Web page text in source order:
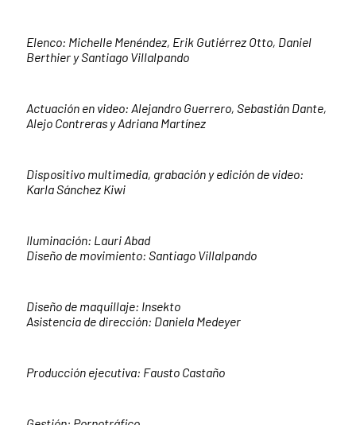
Elenco: Michelle Menéndez, Erik Gutiérrez Otto, Daniel
Berthier y Santiago Villalpando
Actuación en video: Alejandro Guerrero, Sebastián Dante,
Alejo Contreras y Adriana Martínez
Dispositivo multimedia, grabación y edición de video:
Karla Sánchez Kiwi
Iluminación: Lauri Abad
Diseño de movimiento: Santiago Villalpando
Diseño de maquillaje: Insekto
Asistencia de dirección: Daniela Medeyer
Producción ejecutiva: Fausto Castaño